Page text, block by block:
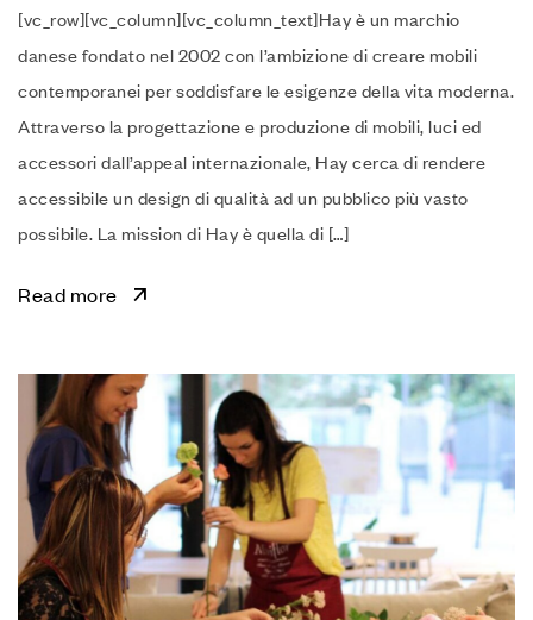
[vc_row][vc_column][vc_column_text]Hay è un marchio
danese fondato nel 2002 con l’ambizione di creare mobili
contemporanei per soddisfare le esigenze della vita moderna.
Attraverso la progettazione e produzione di mobili, luci ed
accessori dall’appeal internazionale, Hay cerca di rendere
accessibile un design di qualità ad un pubblico più vasto
possibile. La mission di Hay è quella di […]
Read more